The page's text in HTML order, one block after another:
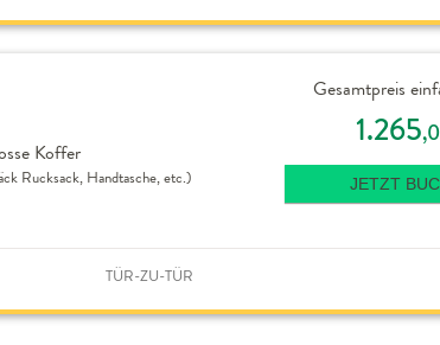
Koffer
Rucksack, Handtasche, etc.)
Gesamtpreis
1.265
JETZT
TÜR-ZU-TÜR